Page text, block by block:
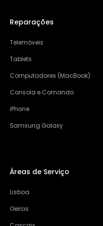
Reparações
Telemóveis
Tablets
Computadores (MacBook)
Consola e Comando
iPhone
Samsung Galaxy
Áreas de Serviço
Lisboa
Oeiras